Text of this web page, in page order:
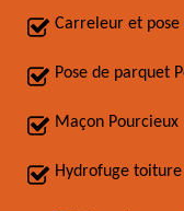
Carreleur et
Pose de parquet
Maçon Pourcieux
Hydrofuge